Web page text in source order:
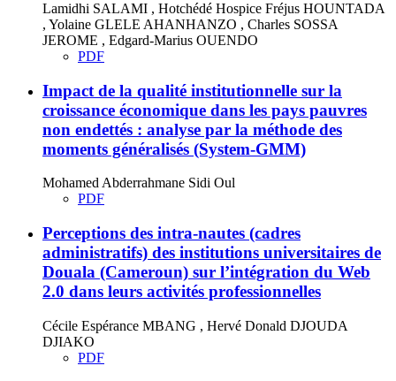
Lamidhi SALAMI , Hotchédé Hospice Fréjus HOUNTADA
, Yolaine GLELE AHANHANZO , Charles SOSSA
JEROME , Edgard-Marius OUENDO
PDF
Impact de la qualité institutionnelle sur la
croissance économique dans les pays pauvres
non endettés : analyse par la méthode des
moments généralisés (System-GMM)
Mohamed Abderrahmane Sidi Oul
PDF
Perceptions des intra-nautes (cadres
administratifs) des institutions universitaires de
Douala (Cameroun) sur l’intégration du Web
2.0 dans leurs activités professionnelles
Cécile Espérance MBANG , Hervé Donald DJOUDA
DJIAKO
PDF